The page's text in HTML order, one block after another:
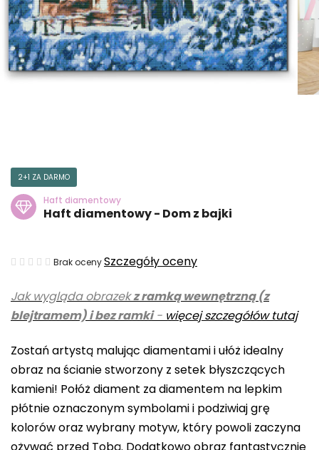
Jak wygląda obrazekz ramką wewnętrzną (z
blejtramem) i bez ramki- więcej szczegółów tutaj
Zostań artystą malując diamentami i ułóż idealny
obraz na ścianie stworzony z setek błyszczących
kamieni! Połóż diament za diamentem na lepkim
płótnie oznaczonym symbolami i podziwiaj grę
kolorów oraz wybrany motyw, który powoli zaczyna
2+1 ZA DARMO
Haft diamentowy
Haft diamentowy - Dom z bajki
Średnia
produktu
wynosi
na
5
gwiazdek.
Brak ocenySzczegóły oceny